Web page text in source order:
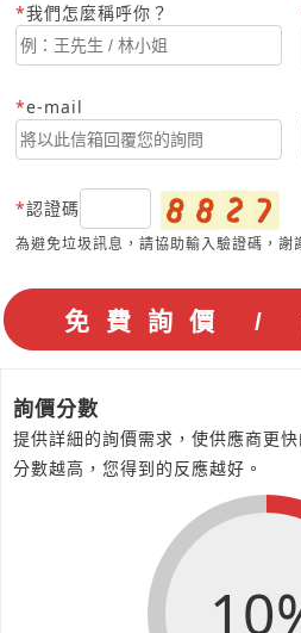
我們怎麼稱呼你？
e-mail
認證碼
為避免垃圾訊息，請協助輸入驗證碼，謝
詢價分數
提供詳細的詢價需求，使供應商更快
分數越高，您得到的反應越好。